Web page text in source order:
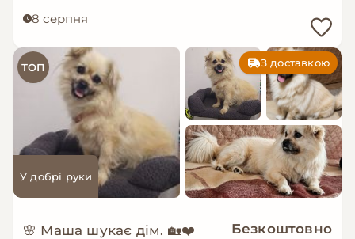
8 серпня
ТОП З доставкою
У добрі руки
🌸 Маша шукає дім. 🏡❤️ Безкоштовно